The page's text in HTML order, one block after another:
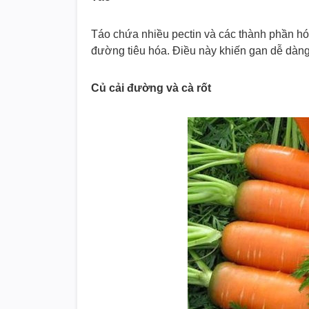
Táo chứa nhiều pectin và các thành phần
đường tiêu hóa. Điều này khiến gan dễ
Củ cải đường và cà rốt